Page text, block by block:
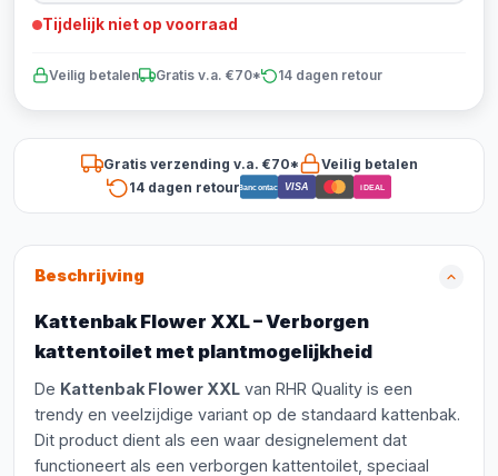
Tijdelijk niet op voorraad
Veilig betalen Gratis v.a. €70* 14 dagen retour
Gratis verzending v.a. €70*
Veilig betalen
14 dagen retourBancontact VISA iDEAL
Beschrijving
Kattenbak Flower XXL – Verborgen
kattentoilet met plantmogelijkheid
De Kattenbak Flower XXL van RHR Quality is een
trendy en veelzijdige variant op de standaard kattenbak.
Dit product dient als een waar designelement dat
functioneert als een verborgen kattentoilet, speciaal